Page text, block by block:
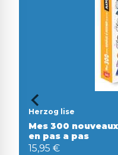
Herzog lise
Mes 300
en pas a pas
15,95 €